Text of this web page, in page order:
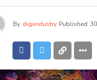
By digiindustry Published